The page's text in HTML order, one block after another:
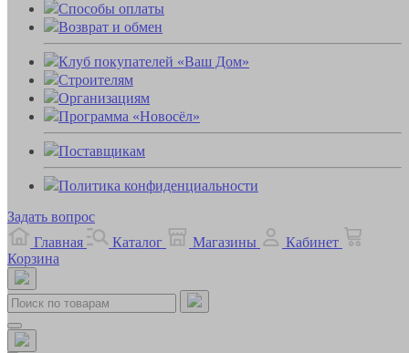
Способы оплаты
Возврат и обмен
Клуб покупателей «Ваш Дом»
Строителям
Организациям
Программа «Новосёл»
Поставщикам
Политика конфиденциальности
Задать вопрос
Главная
Каталог Магазины
Кабинет
Корзина